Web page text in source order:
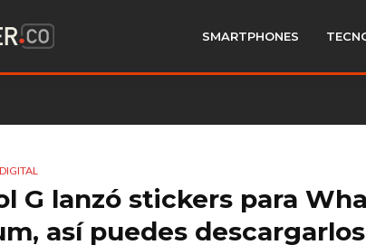
SMARTPHONES
G lanzó stickers para
así puedes descargarlos